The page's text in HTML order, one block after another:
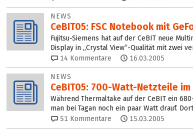
NEWS
CeBIT05: FSC Notebook mit
Fujitsu-Siemens hat auf der CeBIT neue
Display in „Crystal View“-Qualität mit zwei
14 Kommentare 16.03.2005
NEWS
CeBIT05: 700-Watt-Netzteile im
Während Thermaltake auf der CeBIT ein
man bei Tagan noch ein paar Watt drauf.
51 Kommentare 15.03.2005